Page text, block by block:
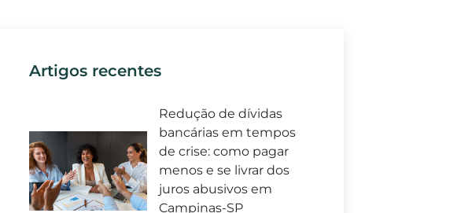
Artigos recentes
Redução de dívidas
bancárias em tempos
de crise: como pagar
menos e se livrar dos
juros abusivos em
Campinas-SP